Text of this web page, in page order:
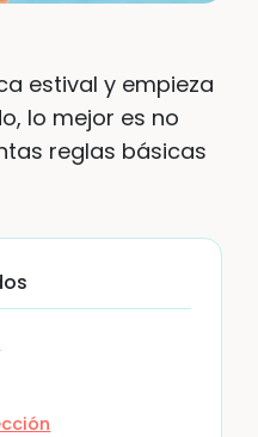
estival y empieza
lo mejor es no
reglas básicas